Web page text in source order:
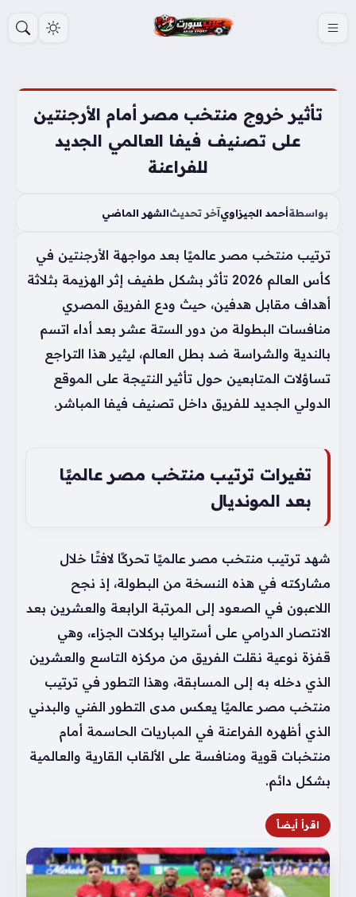
تأثير خروج منتخب مصر أمام الأرجنتين
على تصنيف فيفا العالمي الجديد
للفراعنة
بواسطةأحمد الجيزاويآخر تحديثالشهر الماضي
ترتيب منتخب مصر عالميًا بعد مواجهة الأرجنتين في
كأس العالم 2026 تأثر بشكل طفيف إثر الهزيمة بثلاثة
أهداف مقابل هدفين، حيث ودع الفريق المصري
منافسات البطولة من دور الستة عشر بعد أداء اتسم
بالندية والشراسة ضد بطل العالم، ليثير هذا التراجع
تساؤلات المتابعين حول تأثير النتيجة على الموقع
الدولي الجديد للفريق داخل تصنيف فيفا المباشر.
تغيرات ترتيب منتخب مصر عالميًا
بعد المونديال
شهد ترتيب منتخب مصر عالميًا تحركًا لافتًا خلال
مشاركته في هذه النسخة من البطولة، إذ نجح
اللاعبون في الصعود إلى المرتبة الرابعة والعشرين بعد
الانتصار الدرامي على أستراليا بركلات الجزاء، وهي
قفزة نوعية نقلت الفريق من مركزه التاسع والعشرين
الذي دخله به إلى المسابقة، وهذا التطور في ترتيب
منتخب مصر عالميًا يعكس مدى التطور الفني والبدني
الذي أظهره الفراعنة في المباريات الحاسمة أمام
منتخبات قوية ومنافسة على الألقاب القارية والعالمية
بشكل دائم.
اقرأ أيضاً